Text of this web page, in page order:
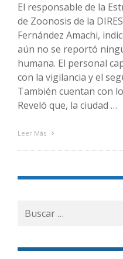
El responsable de la
de Zoonosis de la
Fernández Amachi,
aún no se reportó
humana. El personal
con la vigilancia y el
También cuentan con
Reveló que, la ciudad …
Leer Más
Buscar
por: